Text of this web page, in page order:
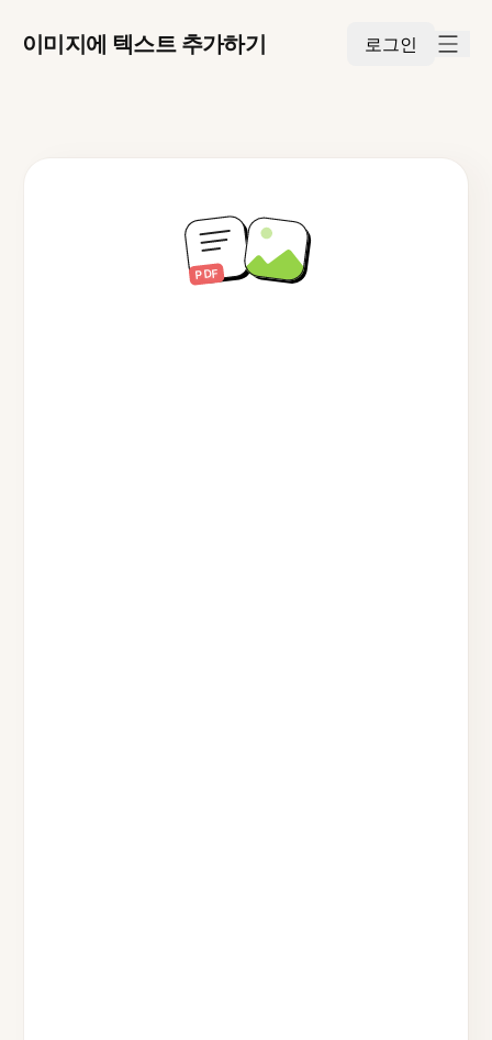
이미지에 텍스트 추가하기 로그인